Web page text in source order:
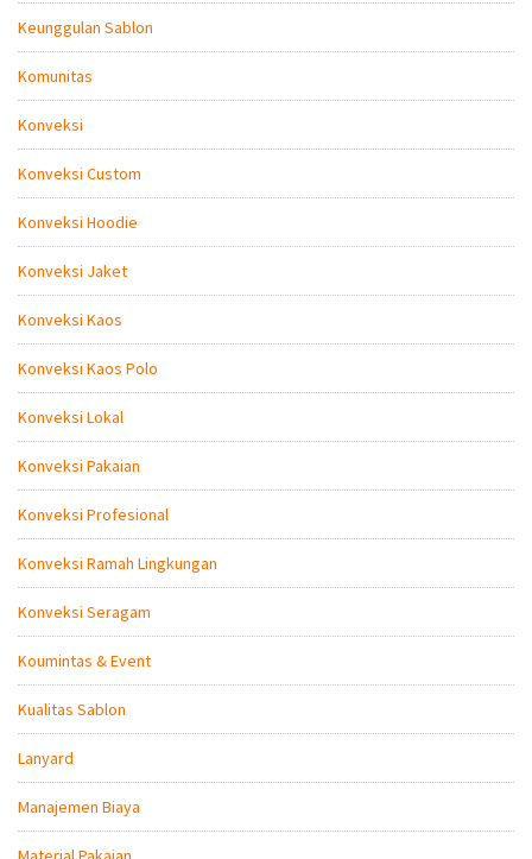
Keunggulan Sablon
Komunitas
Konveksi
Konveksi Custom
Konveksi Hoodie
Konveksi Jaket
Konveksi Kaos
Konveksi Kaos Polo
Konveksi Lokal
Konveksi Pakaian
Konveksi Profesional
Konveksi Ramah Lingkungan
Konveksi Seragam
Koumintas & Event
Kualitas Sablon
Lanyard
Manajemen Biaya